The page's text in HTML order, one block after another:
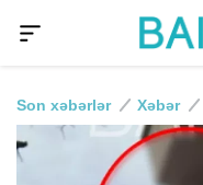
Son xəbərlər Xəbər